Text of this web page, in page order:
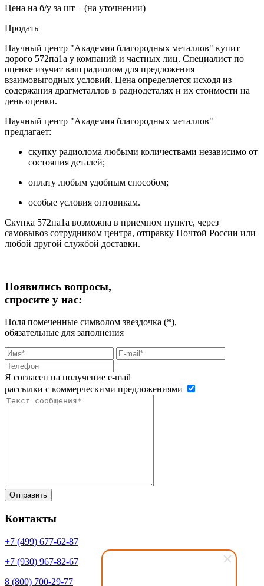
Цена на б/у за шт – (на уточнении)
Продать
Научный центр "Академия благородных металлов" купит
дорого 572па1а у компаний и частных лиц. Специалист по
оценке изучит ваш радиолом для предложения
взаимовыгодных условий. Цена определяется исходя из
содержания драгметаллов в радиодеталях и их стоимости на
день оценки.
Научный центр "Академия благородных металлов"
предлагает:
скупку радиолома любыми количествами независимо от
состояния деталей;
оплату любым удобным способом;
особые условия оптовикам.
Скупка 572па1а возможна в приемном пункте, через
самовывоз сотрудником центра, отправку Почтой России или
любой другой службой доставки.
Появились вопросы,
спросите у нас:
Поля помеченные символом звездочка (*),
обязательные для заполнения
Я согласен на получение e-mail
рассылки с коммерческими предложениями
Контакты
+7 (499) 677-62-87
+7 (930) 967-82-67
8 (800) 700-29-77